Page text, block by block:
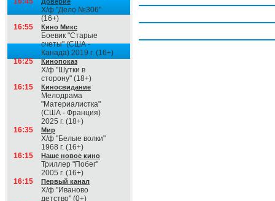
Х/ф "Дело №306"
(16+)
16:55
Кино Микс
Боевик "Старые
счеты" (США -
Канада) 2019 г. (16+)
16:25
Кинопоказ
Х/ф "Шутки в
сторону" (18+)
16:15
Киносвидание
Мелодрама
"Материалистка"
(США - Франция)
2025 г. (18+)
16:35
Мир
Х/ф "Белые волки"
1968 г. (16+)
16:15
Наше новое кино
Триллер "Побег"
2005 г. (16+)
16:15
Первый канал
Х/ф "Иваново
детство" (0+)